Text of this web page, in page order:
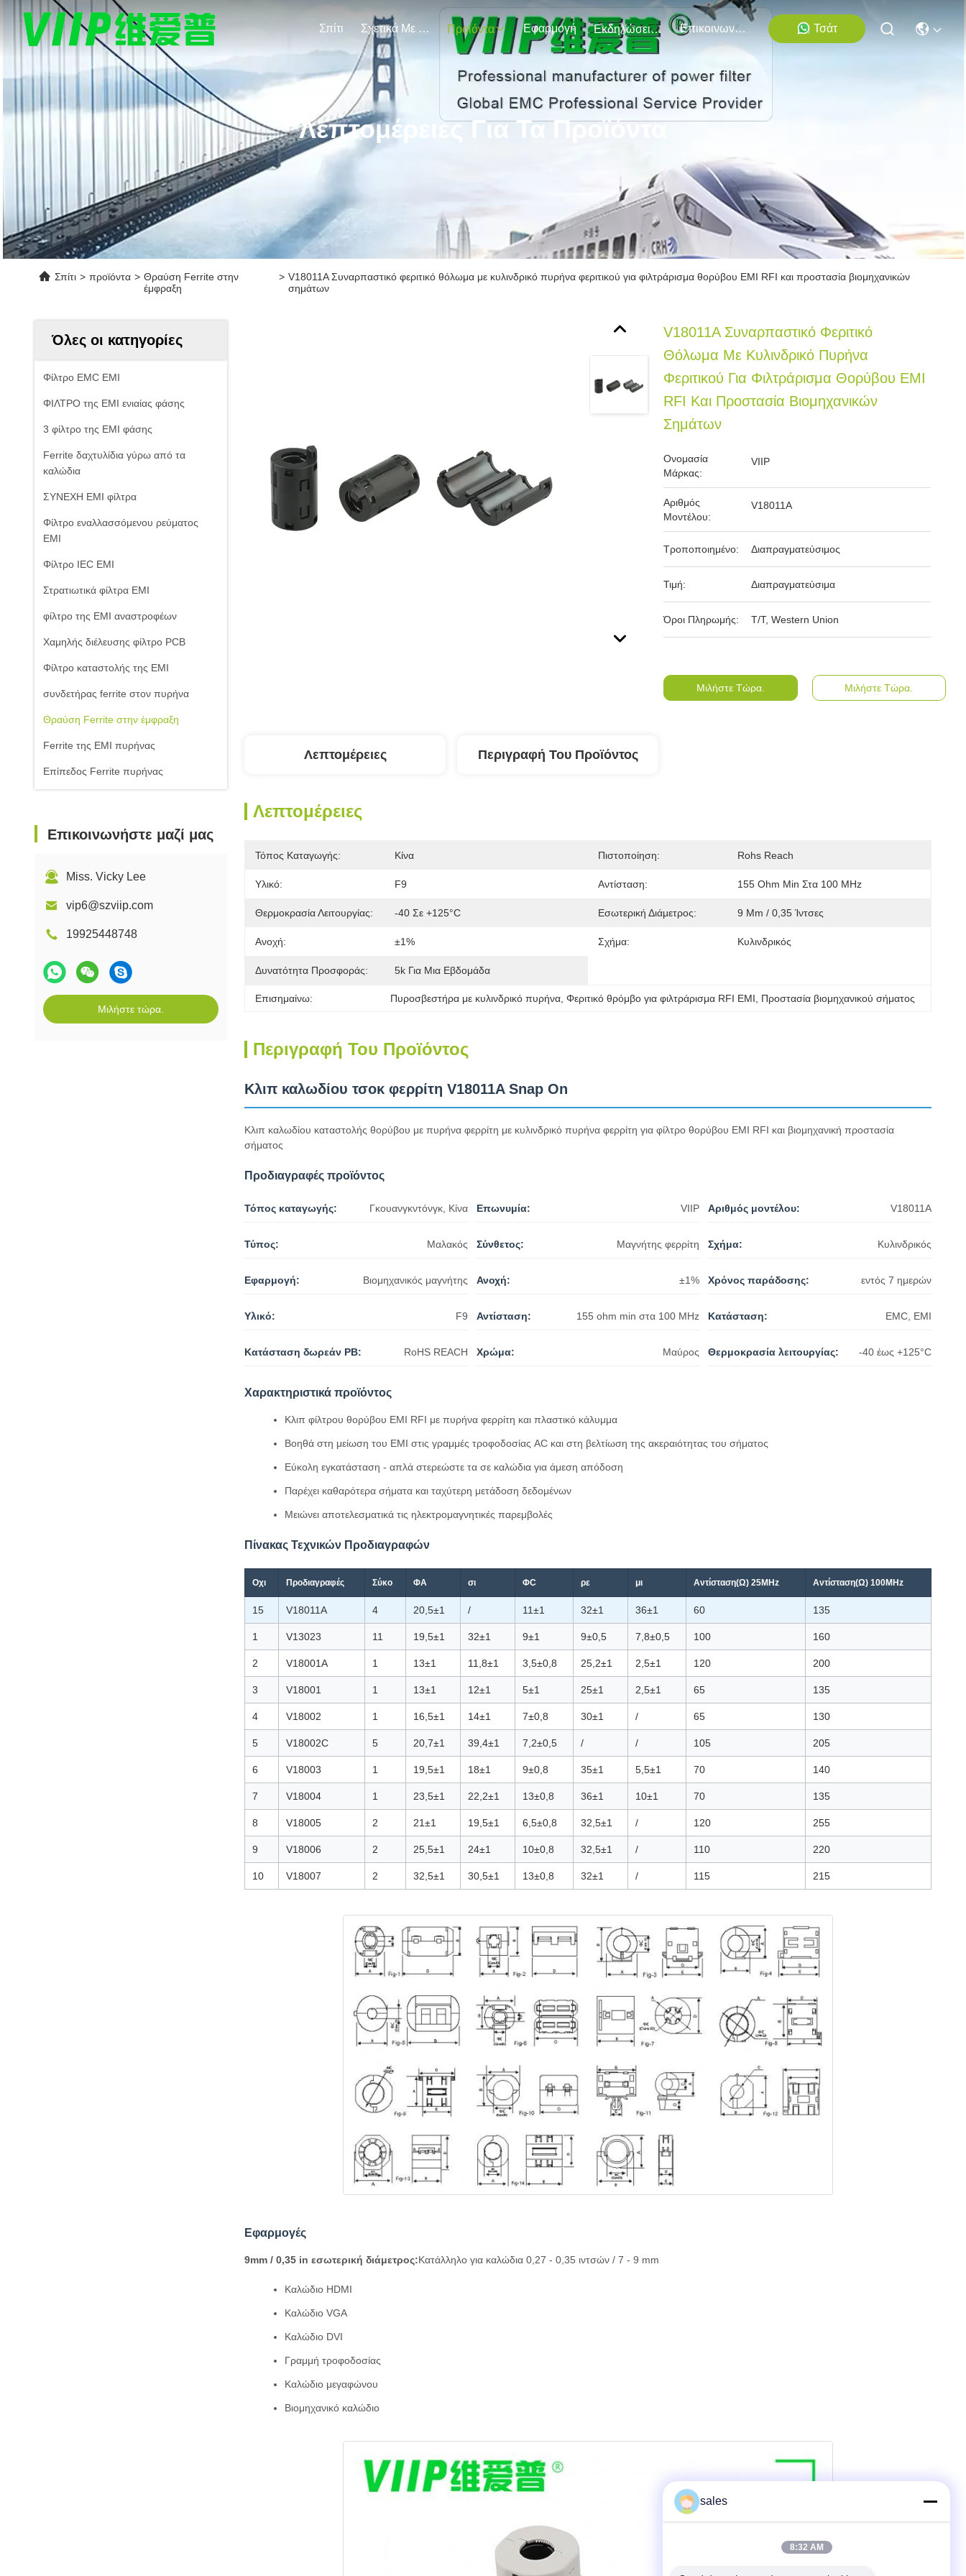
Σπίτι Σχετικά Με Εμάς Προϊόντα Εφαρμογή Εκδηλώσεις Επικοινωνήστε Μαζί Μας Τσάτ
Λεπτομέρειες Για Τα Προϊόντα
Σπίτι > προϊόντα > Θραύση Ferrite στην
έμφραξη
> V18011Α Συναρπαστικό φεριτικό θόλωμα με κυλινδρικό πυρήνα φεριτικού για φιλτράρισμα θορύβου EMI RFI και προστασία βιομηχανικών
σημάτων
Όλες οι κατηγορίες
Φίλτρο EMC EMI
ΦΙΛΤΡΟ της EMI ενιαίας φάσης
3 φίλτρο της EMI φάσης
Ferrite δαχτυλίδια γύρω από τα
καλώδια
ΣΥΝΕΧΗ EMI φίλτρα
Φίλτρο εναλλασσόμενου ρεύματος
EMI
Φίλτρο IEC EMI
Στρατιωτικά φίλτρα EMI
φίλτρο της EMI αναστροφέων
Χαμηλής διέλευσης φίλτρο PCB
Φίλτρο καταστολής της EMI
συνδετήρας ferrite στον πυρήνα
Θραύση Ferrite στην έμφραξη
Ferrite της EMI πυρήνας
Επίπεδος Ferrite πυρήνας
Επικοινωνήστε μαζί μας
Miss. Vicky Lee
vip6@szviip.com
19925448748
Μιλήστε τώρα.
V18011Α Συναρπαστικό Φεριτικό
Θόλωμα Με Κυλινδρικό Πυρήνα
Φεριτικού Για Φιλτράρισμα Θορύβου EMI
RFI Και Προστασία Βιομηχανικών
Σημάτων
Ονομασία
Μάρκας:
VIIP
Αριθμός
Μοντέλου:
V18011Α
Τροποποιημένο: Διαπραγματεύσιμος
Τιμή: Διαπραγματεύσιμα
Όροι Πληρωμής: T/T, Western Union
Μιλήστε Τώρα. Μιλήστε Τώρα.
Λεπτομέρειες Περιγραφή Του Προϊόντος
Λεπτομέρειες
Τόπος Καταγωγής: Κίνα Πιστοποίηση: Rohs Reach
Υλικό: F9 Αντίσταση: 155 Ohm Min Στα 100 MHz
Θερμοκρασία Λειτουργίας: -40 Σε +125°C Εσωτερική Διάμετρος: 9 Mm / 0,35 Ίντσες
Ανοχή: ±1% Σχήμα: Κυλινδρικός
Δυνατότητα Προσφοράς: 5k Για Μια Εβδομάδα
Επισημαίνω: Πυροσβεστήρα με κυλινδρικό πυρήνα , Φεριτικό θρόμβο για φιλτράρισμα RFI EMI Προστασία βιομηχανικού σήματος
Περιγραφή Του Προϊόντος
Κλιπ καλωδίου τσοκ φερρίτη V18011A Snap On
Κλιπ καλωδίου καταστολής θορύβου με πυρήνα φερρίτη με κυλινδρικό πυρήνα φερρίτη για φίλτρο θορύβου EMI RFI και βιομηχανική προστασία
σήματος
Προδιαγραφές προϊόντος
Τόπος καταγωγής: Γκουανγκντόνγκ, Κίνα Επωνυμία: VIIP Αριθμός μοντέλου: V18011A
Τύπος: Μαλακός Σύνθετος: Μαγνήτης φερρίτη Σχήμα: Κυλινδρικός
Εφαρμογή: Βιομηχανικός μαγνήτης Ανοχή: ±1% Χρόνος παράδοσης: εντός 7 ημερών
Υλικό: F9 Αντίσταση: 155 ohm min στα 100 MHz Κατάσταση: EMC, EMI
Κατάσταση δωρεάν PB: RoHS REACH Χρώμα: Μαύρος Θερμοκρασία λειτουργίας: -40 έως +125°C
Χαρακτηριστικά προϊόντος
Κλιπ φίλτρου θορύβου EMI RFI με πυρήνα φερρίτη και πλαστικό κάλυμμα
Βοηθά στη μείωση του EMI στις γραμμές τροφοδοσίας AC και στη βελτίωση της ακεραιότητας του σήματος
Εύκολη εγκατάσταση - απλά στερεώστε τα σε καλώδια για άμεση απόδοση
Παρέχει καθαρότερα σήματα και ταχύτερη μετάδοση δεδομένων
Μειώνει αποτελεσματικά τις ηλεκτρομαγνητικές παρεμβολές
Πίνακας Τεχνικών Προδιαγραφών
Οχι Προδιαγραφές Σύκο ΦΑ σι ΦC ρε μι Αντίσταση(Ω) 25MHz Αντίσταση(Ω) 100MHz
15 V18011A 4 20,5±1 / 11±1 32±1 36±1 60 135
1 V13023 11 19,5±1 32±1 9±1 9±0,5 7,8±0,5 100 160
2 V18001A 1 13±1 11,8±1 3,5±0,8 25,2±1 2,5±1 120 200
3 V18001 1 13±1 12±1 5±1 25±1 2,5±1 65 135
4 V18002 1 16,5±1 14±1 7±0,8 30±1 / 65 130
5 V18002C 5 20,7±1 39,4±1 7,2±0,5 / / 105 205
6 V18003 1 19,5±1 18±1 9±0,8 35±1 5,5±1 70 140
7 V18004 1 23,5±1 22,2±1 13±0,8 36±1 10±1 70 135
8 V18005 2 21±1 19,5±1 6,5±0,8 32,5±1 / 120 255
9 V18006 2 25,5±1 24±1 10±0,8 32,5±1 / 110 220
10 V18007 2 32,5±1 30,5±1 13±0,8 32±1 / 115 215
Εφαρμογές
9mm / 0,35 in εσωτερική διάμετρος:Κατάλληλο για καλώδια 0,27 - 0,35 ιντσών / 7 - 9 mm
Καλώδιο HDMI
Καλώδιο VGA
Καλώδιο DVI
Γραμμή τροφοδοσίας
Καλώδιο μεγαφώνου
Βιομηχανικό καλώδιο
sales
8:32 AM